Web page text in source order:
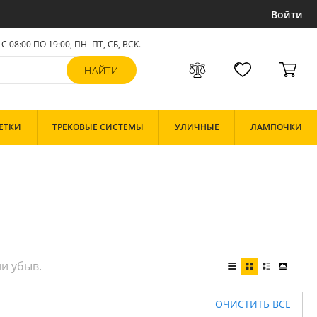
Войти
С 08:00 ПО 19:00, ПН- ПТ, СБ, ВСК.
ТРЕКОВЫЕ СИСТЕМЫ УЛИЧНЫЕ ЛАМПОЧКИ
ОЧИСТИТЬ ВСЕ